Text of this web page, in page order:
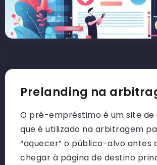
Prelanding na
O pré-empréstimo é um site de
que é utilizado na arbitragem
“aquecer” o público-alvo antes
chegar à página de destino